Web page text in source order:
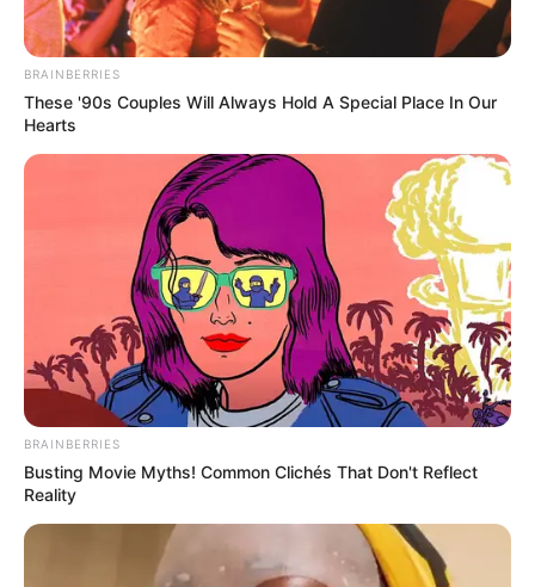
ดวงรายวัน 10 กันยายน 2565
10 ก.ย. 2022
BRAINBERRIES
These '90s Couples Will Always Hold A Special Place In Our
Hearts
BRAINBERRIES
Busting Movie Myths! Common Clichés That Don't Reflect
Reality